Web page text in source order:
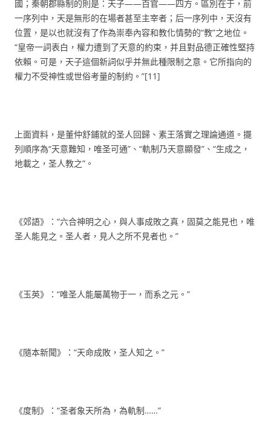
國；秦朝郡縣制的則是：天子——百官——四方。區別在于，前
一序列中，天是無形的在場者甚至主宰者；后一序列中，天沒有
位置，是以也就沒有了作為崇奉內容和教化情勢的“教”之地位。
“皇帝一詞表白，權力遭到了天意的約束，并且對品德正確性堅持
依賴。可是，天子這個新詞似乎并無此種限制之意。它所指向的
權力不受神性或世俗考量的制約。”[11]
上面資料，是董仲舒鋪就的圣人回歸、素王落實之理論通道。擺
列順序為“天意難知，唯圣可通”、“軌制乃天意顯發”、“生成之，
地載之，圣人教之”。
《郊語》：“六合神明之心，與人事成敗之真，固莫之能見也，唯
圣人能見之。圣人者，見人之所不見者也。”
《玉英》：“唯圣人能屬萬物于一，而系之元。”
《隨本新聞》：“天命成敗，圣人知之。”
《度制》：“圣者象天所為，為軌制……”